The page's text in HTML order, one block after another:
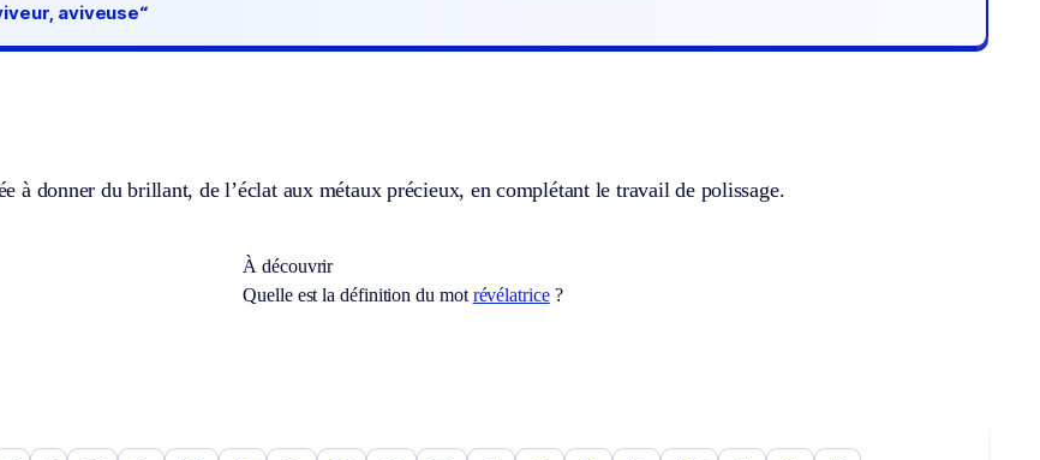
aviveuse“
à donner du brillant, de l’éclat aux métaux précieux, en complétant le travail de polissage.
À découvrir
Quelle est la définition du mot révélatrice?